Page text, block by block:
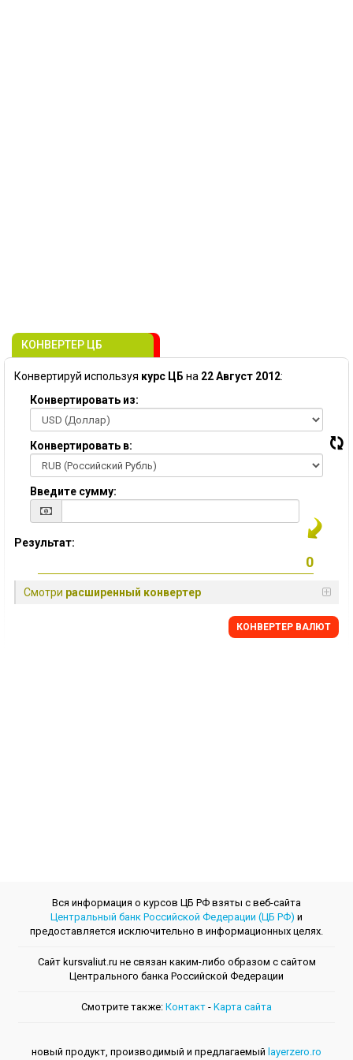
КОНВЕРТЕР ЦБ
Конвертируй используя курс ЦБ на 22 Август 2012:
Конвертировать из:
Конвертировать в:
Введите сумму:
Результат:
Смотри расширенный конвертер
КОНВЕРТЕР ВАЛЮТ
Вся информация о курсов ЦБ РФ взяты с веб-сайта
Центральный банк Российской Федерации (ЦБ РФ) и
предоставляется исключительно в информационных целях.
Сайт kursvaliut.ru не связан каким-либо образом с сайтом
Центрального банкa Российской Федерации
Смотрите также: Контакт - Kарта сайта
новый продукт, производимый и предлагаемый layerzero.ro